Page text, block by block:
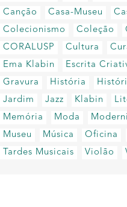
Canção
Casa-Museu
Colecionismo
Coleção
CORALUSP
Cultura
Ema Klabin
Escrita
Gravura
História
Jardim
Jazz Klabin
Memória
Moda
Museu
Música Oficina
Tardes Musicais
Violão